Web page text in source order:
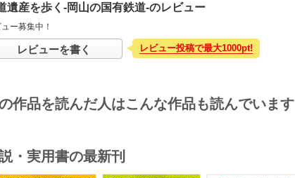
遺産を歩く-岡山の国有鉄道-のレビュー
ー募集中！
レビューを書く レビュー投稿で最大1000pt!
作品を読んだ人はこんな作品も読んでいます
・実用書の最新刊